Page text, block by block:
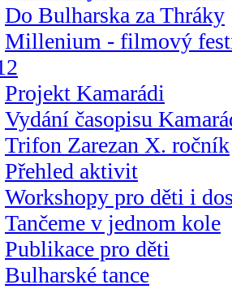
Do Bulharska za Thráky
Millenium - filmový
Projekt Kamarádi
Vydání časopisu
Trifon Zarezan X. ročník
Přehled aktivit
Workshopy pro děti i
Tančeme v jednom kole
Publikace pro děti
Bulharské tance